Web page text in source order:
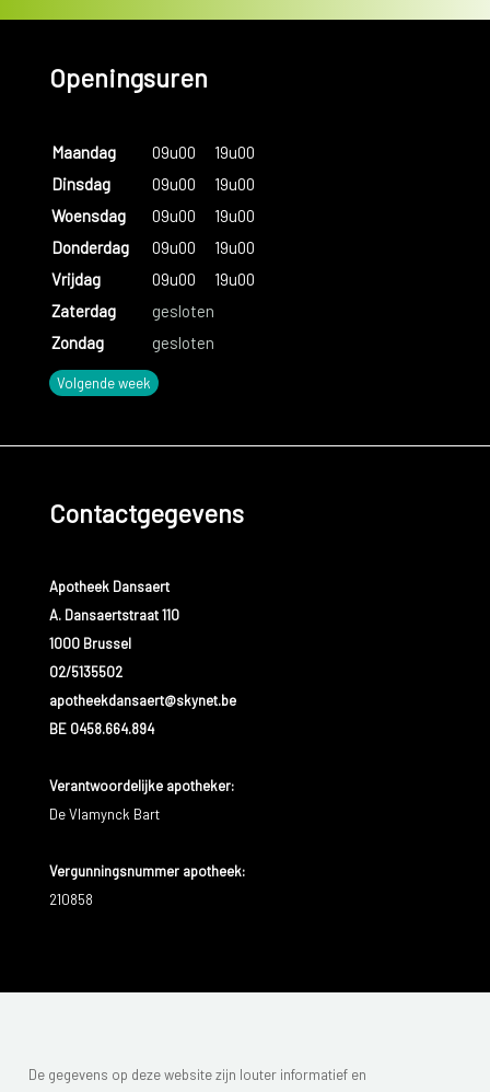
Openingsuren
Maandag 09u00
19u00
Dinsdag
09u00
19u00
Woensdag
09u00
19u00
Donderdag
09u00
19u00
Vrijdag
09u00
19u00
Zaterdag
gesloten
Zondag
gesloten
Volgende week
Contactgegevens
Apotheek Dansaert
A. Dansaertstraat 110
1000 Brussel
02/5135502
apotheekdansaert@skynet.be
BE 0458.664.894
Verantwoordelijke apotheker:
De Vlamynck Bart
Vergunningsnummer apotheek:
210858
De gegevens op deze website zijn louter informatief en